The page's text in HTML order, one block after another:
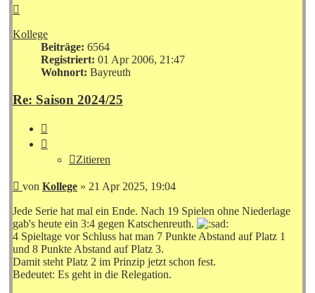
Kollege
Beiträge: 6564
Registriert: 01 Apr 2006, 21:47
Wohnort: Bayreuth
Re: Saison 2024/25
Zitieren
Beitrag
von Kollege » 21 Apr 2025, 19:04
Jede Serie hat mal ein Ende. Nach 19 Spielen ohne Niederlage
gab's heute ein 3:4 gegen Katschenreuth.
4 Spieltage vor Schluss hat man 7 Punkte Abstand auf Platz 1
und 8 Punkte Abstand auf Platz 3.
Damit steht Platz 2 im Prinzip jetzt schon fest.
Bedeutet: Es geht in die Relegation.